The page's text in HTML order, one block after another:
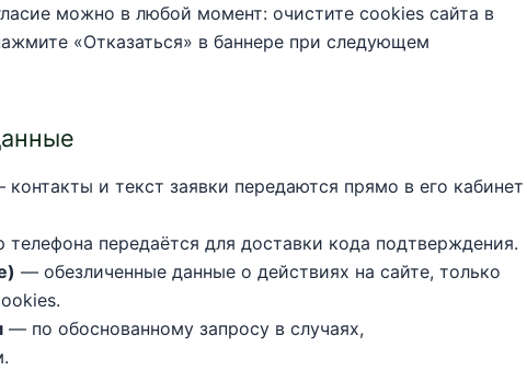
можно в любой момент: очистите cookies сайта в
«Отказаться» в баннере при следующем
и текст заявки передаются прямо в его кабинет
передаётся для доставки кода подтверждения.
— обезличенные данные о действиях на сайте, только
— по обоснованному запросу в случаях,